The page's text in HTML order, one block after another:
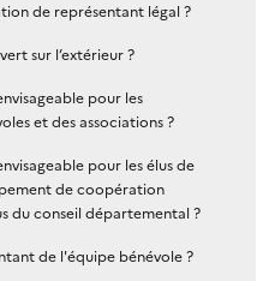
de représentant légal ?
sur l’extérieur ?
pour les
et des associations ?
pour les élus de
de coopération
du conseil départemental ?
de l'équipe bénévole ?